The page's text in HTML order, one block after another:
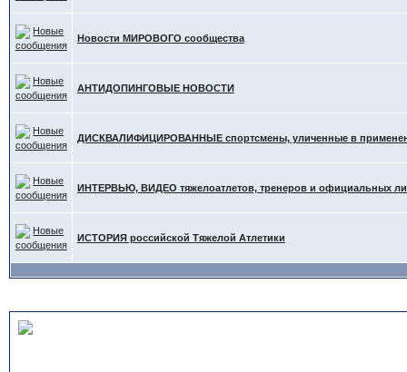
Новости МИРОВОГО сообщества
АНТИДОПИНГОВЫЕ НОВОСТИ
ДИСКВАЛИФИЦИРОВАННЫЕ спортсмены, уличенные в
ИНТЕРВЬЮ, ВИДЕО тяжелоатлетов, тренеров и официальных
ИСТОРИЯ российской Тяжелой Атлетики